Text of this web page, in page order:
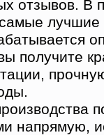
отзывов. В
получите
напрямую,